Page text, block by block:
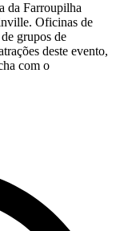
da Farroupilha
Oficinas de
grupos de
deste evento,
com o